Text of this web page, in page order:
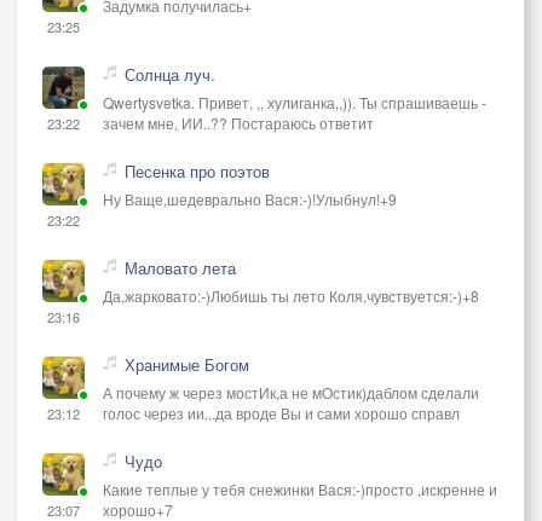
23:25
Задумка получилась+
23:22
Солнца луч.
Qwertysvetka. Привет, ,, хулиганка,,)). Ты спрашиваешь -
зачем мне, ИИ..?? Постараюсь ответит
23:22
Песенка про поэтов
Ну Ваще,шедеврально Вася:-)!Улыбнул!+9
23:16
Маловато лета
Да,жарковато:-)Любишь ты лето Коля,чувствуется:-)+8
23:12
Хранимые Богом
А почему ж через мостИк,а не мОстик)даблом сделали
голос через ии...да вроде Вы и сами хорошо справл
23:07
Чудо
Какие теплые у тебя снежинки Вася:-)просто ,искренне и
хорошо+7